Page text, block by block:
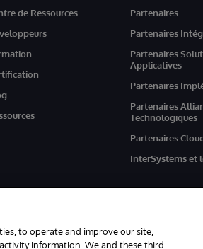
de Ressources
Partenaires
Partenaires
Partenaires
Applicatives
Partenaires
Partenaires
Technologiques
Partenaires
InterSystems et
to operate and improve our site,
information. We and these third